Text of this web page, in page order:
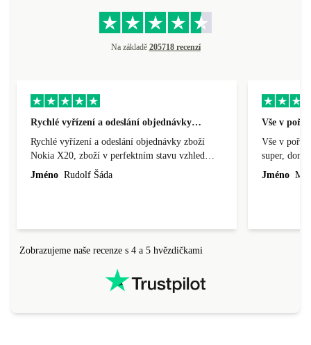
Na základě 205718 recenzí
Rychlé vyřízení a odeslání objednávky…
Rychlé vyřízení a odeslání objednávky zboží
Nokia X20, zboží v perfektním stavu vzhled
nového výrobku, cena výborná, funguje v
Jméno Rudolf Šáda
Vše v
Vše v
super,
doprava
Jméno
Zobrazujeme naše recenze s 4 a 5 hvězdičkami